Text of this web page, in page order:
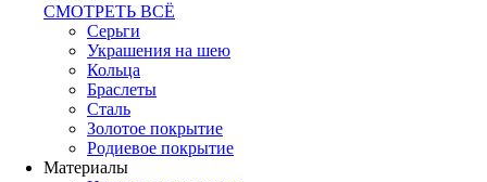
СМОТРЕТЬ ВСЁ
Серьги
Украшения на шею
Кольца
Браслеты
Сталь
Золотое покрытие
Родиевое покрытие
Материалы